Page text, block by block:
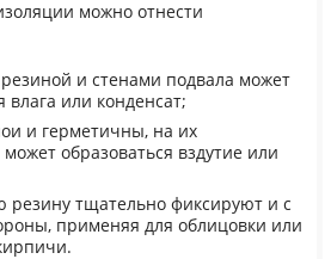
можно отнести
и стенами подвала может
влага или конденсат;
и герметичны, на их
образоваться вздутие или
резину тщательно фиксируют и с
применяя для облицовки или